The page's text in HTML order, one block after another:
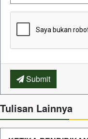
Submit
Tulisan Lainnya